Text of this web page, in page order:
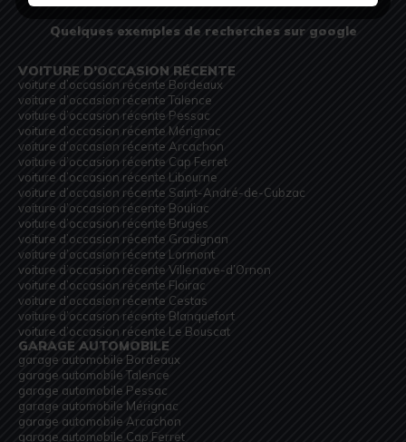
Quelques exemples de recherches sur google
VOITURE D’OCCASION RÉCENTE
voiture d’occasion récente Bordeaux
voiture d’occasion récente Talence
voiture d’occasion récente Pessac
voiture d’occasion récente Mérignac
voiture d’occasion récente Arcachon
voiture d’occasion récente Cap Ferret
voiture d’occasion récente Libourne
voiture d’occasion récente Saint-André-de-Cubzac
voiture d’occasion récente Bouliac
voiture d’occasion récente Bruges
voiture d’occasion récente Gradignan
voiture d’occasion récente Lormont
voiture d’occasion récente Villenave-d’Ornon
voiture d’occasion récente Floirac
voiture d’occasion récente Cestas
voiture d’occasion récente Blanquefort
voiture d’occasion récente Le Bouscat
GARAGE AUTOMOBILE
garage automobile Bordeaux
garage automobile Talence
garage automobile Pessac
garage automobile Mérignac
garage automobile Arcachon
garage automobile Cap Ferret